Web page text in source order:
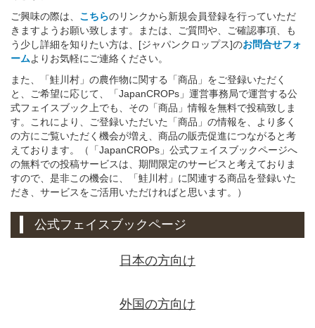
ご興味の際は、 こちらのリンクから新規会員登録を行っていただ
きますようお願い致します。または、ご質問や、ご確認事項、も
う少し詳細を知りたい方は、[ジャパンクロップス]のお問合せフォ
ームよりお気軽にご連絡ください。
また、「鮭川村」の農作物に関する「商品」をご登録いただく
と、ご希望に応じて、「JapanCROPs」運営事務局で運営する公
式フェイスブック上でも、その「商品」情報を無料で投稿致しま
す。これにより、ご登録いただいた「商品」の情報を、より多く
の方にご覧いただく機会が増え、商品の販売促進につながると考
えております。（「JapanCROPs」公式フェイスブックページへ
の無料での投稿サービスは、期間限定のサービスと考えておりま
すので、是非この機会に、「鮭川村」に関連する商品を登録いた
だき、サービスをご活用いただければと思います。）
公式フェイスブックページ
日本の方向け
外国の方向け